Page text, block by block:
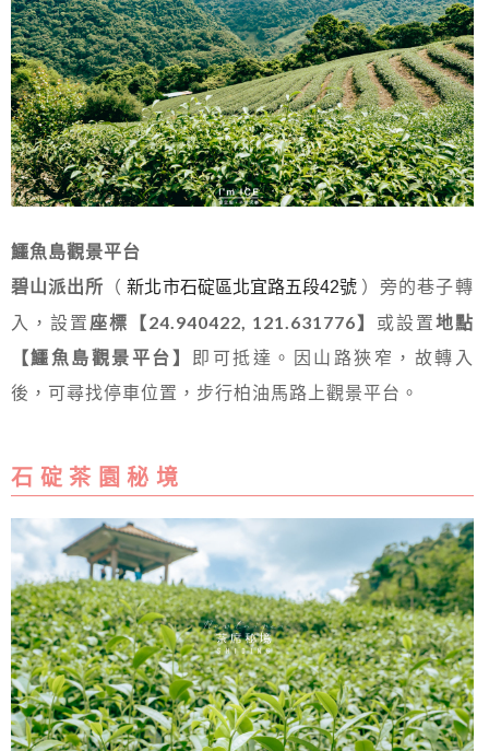
鱷魚島觀景平台
碧山派出所 （新北市石碇區北宜路五段42號 ）旁的巷子轉
入，設置 座標【24.940422, 121.631776】 或設置地點
【鱷魚島觀景平台】 即可抵達。因山路狹窄，故轉入
後，可尋找停車位置，步行柏油馬路上觀景平台。
石 碇 茶 園 秘 境